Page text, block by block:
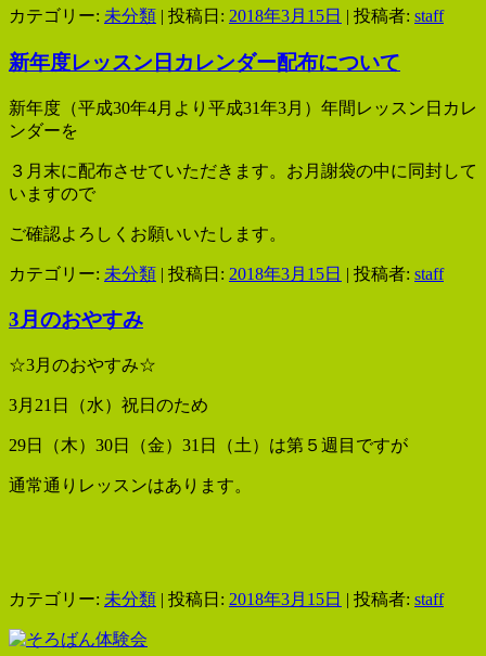
カテゴリー: 未分類 | 投稿日: 2018年3月15日 | 投稿者: staff
新年度レッスン日カレンダー配布について
新年度（平成30年4月より平成31年3月）年間レッスン日カレ
ンダーを
３月末に配布させていただきます。お月謝袋の中に同封して
いますので
ご確認よろしくお願いいたします。
カテゴリー: 未分類 | 投稿日: 2018年3月15日 | 投稿者: staff
3月のおやすみ
☆3月のおやすみ☆
3月21日（水）祝日のため
29日（木）30日（金）31日（土）は第５週目ですが
通常通りレッスンはあります。
カテゴリー: 未分類 | 投稿日: 2018年3月15日 | 投稿者: staff